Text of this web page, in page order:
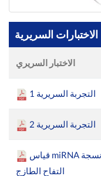
الاختبارات السريرية
الاختبار السريري
التجربة السريرية 1
التجربة السريرية 2
التفاح الطازج